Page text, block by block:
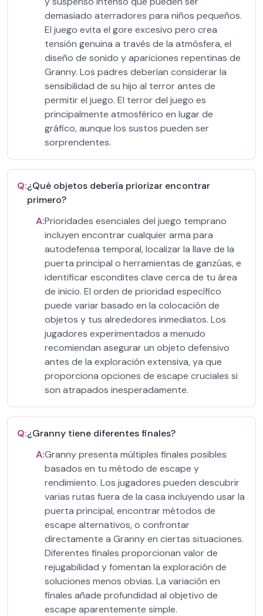
demasiado aterradores para niños pequeños.
El juego evita el gore excesivo pero crea
tensión genuina a través de la atmósfera, el
diseño de sonido y apariciones repentinas de
Granny. Los padres deberían considerar la
sensibilidad de su hijo al terror antes de
permitir el juego. El terror del juego es
principalmente atmosférico en lugar de
gráfico, aunque los sustos pueden ser
sorprendentes.
Q:¿Qué objetos debería priorizar encontrar
primero?
A:Prioridades esenciales del juego temprano
incluyen encontrar cualquier arma para
autodefensa temporal, localizar la llave de la
puerta principal o herramientas de ganzúas, e
identificar escondites clave cerca de tu área
de inicio. El orden de prioridad específico
puede variar basado en la colocación de
objetos y tus alrededores inmediatos. Los
jugadores experimentados a menudo
recomiendan asegurar un objeto defensivo
antes de la exploración extensiva, ya que
proporciona opciones de escape cruciales si
son atrapados inesperadamente.
Q:¿Granny tiene diferentes finales?
A:Granny presenta múltiples finales posibles
basados en tu método de escape y
rendimiento. Los jugadores pueden descubrir
varias rutas fuera de la casa incluyendo usar la
puerta principal, encontrar métodos de
escape alternativos, o confrontar
directamente a Granny en ciertas situaciones.
Diferentes finales proporcionan valor de
rejugabilidad y fomentan la exploración de
soluciones menos obvias. La variación en
finales añade profundidad al objetivo de
escape aparentemente simple.